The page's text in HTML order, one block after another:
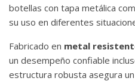
botellas con tapa metálica
su uso en diferentes
Fabricado en metal
un desempeño confiable
estructura robusta asegura